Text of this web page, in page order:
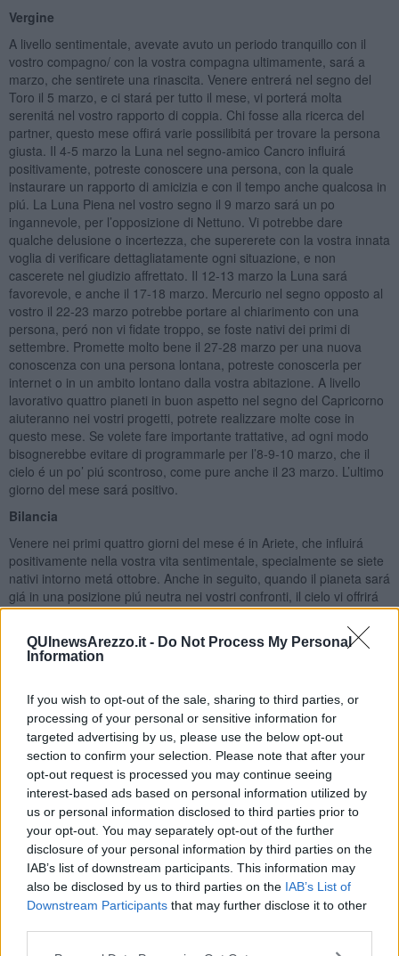
QUInewsArezzo.it - Do Not Process My Personal
Information
If you wish to opt-out of the sale, sharing to third parties, or
processing of your personal or sensitive information for
targeted advertising by us, please use the below opt-out
section to confirm your selection. Please note that after your
opt-out request is processed you may continue seeing
interest-based ads based on personal information utilized by
us or personal information disclosed to third parties prior to
your opt-out. You may separately opt-out of the further
disclosure of your personal information by third parties on the
IAB’s list of downstream participants. This information may
also be disclosed by us to third parties on the IAB’s List of
Downstream Participants that may further disclose it to other
Vergine
A livello sentimentale, avevate avuto un periodo tranquillo con il
vostro compagno/ con la vostra compagna ultimamente, sará a
marzo, che sentirete una rinascita. Venere entrerá nel segno del
Toro il 5 marzo, e ci stará per tutto il mese, vi porterá molta
serenitá nel vostro rapporto di coppia. Chi fosse alla ricerca del
partner, questo mese offirá varie possilibitá per trovare la persona
giusta. Il 4-5 marzo la Luna nel segno-amico Cancro influirá
positivamente, potreste conoscere una persona, con la quale
instaurare un rapporto di amicizia e con il tempo anche qualcosa in
piú. La Luna Piena nel vostro segno il 9 marzo sará un po
ingannevole, per l’opposizione di Nettuno. Vi potrebbe dare
qualche delusione o incertezza, che supererete con la vostra innata
voglia di verificare dettagliatamente ogni situazione, e non
cascerete nel giudizio affrettato. Il 12-13 marzo la Luna sará
favorevole, e anche il 17-18 marzo. Mercurio nel segno opposto al
vostro il 22-23 marzo potrebbe portare al chiarimento con una
persona, peró non vi fidate troppo, se foste nativi dei primi di
settembre. Promette molto bene il 27-28 marzo per una nuova
conoscenza con una persona lontana, potreste conoscerla per
internet o in un ambito lontano dalla vostra abitazione. A livello
lavorativo quattro pianeti in buon aspetto nel segno del Capricorno
aiuteranno nei vostri progetti, potrete realizzare molte cose in
questo mese. Se volete fare importante trattative, ad ogni modo
bisognerebbe evitare di programmarle per l’8-9-10 marzo, che il
cielo é un po’ piú scontroso, come pure anche il 23 marzo. L’ultimo
giorno del mese sará positivo.
Bilancia
Venere nei primi quattro giorni del mese é in Ariete, che influirá
positivamente nella vostra vita sentimentale, specialmente se siete
nativi intorno metá ottobre. Anche in seguito, quando il pianeta sará
giá in una posizione piú neutra nei vostri confronti, il cielo vi offrirá
varie possibilitá di serenitá nel vostro rapporto di coppia. Il 4-5
marzo saranno giornate difficili, stressanti, sará difficile a gestire
bene sia la vostra vita famigliare che i vostri impegni lavorativi
contemporaneamente. Dovrete stare piú al riguardo della vostra
irraggiungibili a costo di esaurire la capacitá del fisico. La Luna sará
nel vostro segno il 10-11-12 marzo, il 12 marzo formerá un
bell’aspetto con Mercurio, con la quale potrete chiarire situazioni
con il vostro partner, e per i nativi di fine ottobre potrebbe arrivare
una persona da conoscere, se foste alla ricerca di un/una partner.
Buoni influssi ancora dalla Luna il 15-16 marzo, e il 19-20 marzo.
Con la Luna Nuova del 24 marzo puó darsi che dobbiate prendere
una decisione importante, Saturno sará giá in buon aspetto,
favorirá i vostri progetti duraturi, specialmente se siete nativi di
settembre. Nei ultimi tre giorni del mese la Luna sará ancora
favorevole, dandovi l’opportunitá di conoscere una persona che sta
un po’ lontano. A livello lavorativo il mese sará piú impegnativo del
solito, specialmente il 17-18 marzo e il 31 marzo porterá piú stress,
ritagliate un po’ di tempo anche per il relax.